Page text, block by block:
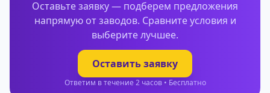
Оставьте заявку — подберем предложения
напрямую от заводов. Сравните условия и
выберите лучшее.
Оставить заявку
Ответим в течение 2 часов • Бесплатно